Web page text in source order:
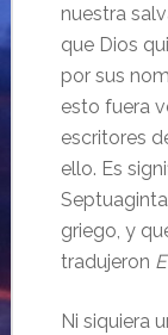
nuestra
que Dios
por sus
esto fuera
escritores
ello. Es
griego, y
tradujeron
Ni siquiera